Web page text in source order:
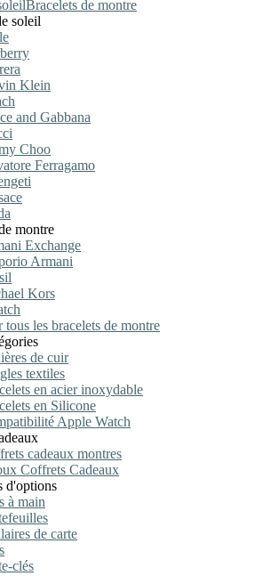
Bracelets de montre
soleil
Klein
and Gabbana
Choo
Ferragamo
montre
Exchange
Armani
Kors
tous les bracelets de montre
de cuir
textiles
en acier inoxydable
en Silicone
Apple Watch
cadeaux montres
Coffrets Cadeaux
d'options
à main
de carte
clés